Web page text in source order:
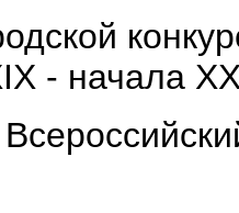
- начала